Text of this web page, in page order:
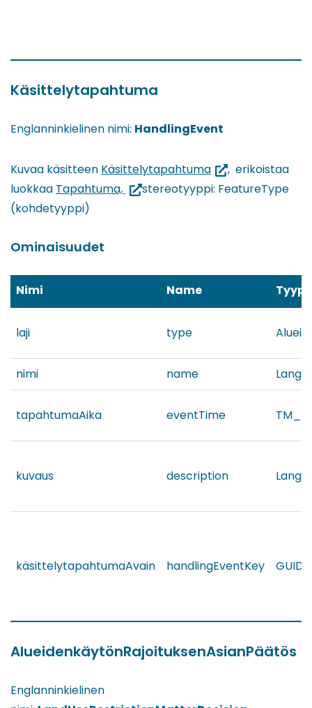
Käsittelytapahtuma
Englanninkielinen nimi: HandlingEvent
Kuvaa käsitteen Käsittelytapahtuma(siirryt
toiseen
, erikoistaa
luokkaa Tapahtuma, (siirryt
stereotyyppi: FeatureType
(kohdetyyppi)
Ominaisuudet
Nimi Name
laji type
nimi name
tapahtumaAika eventTime
kuvaus description
käsittelytapahtumaAvain handlingEventKey GUID
AlueidenkäytönRajoituksenAsianPäätös
Englanninkielinen